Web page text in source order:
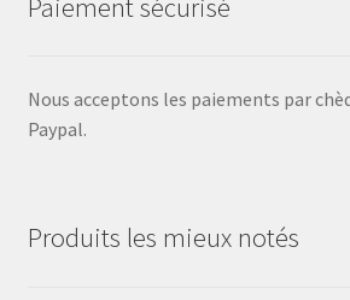
Paiement sécurisé
Nous acceptons les paiements par
Paypal.
Produits les mieux notés